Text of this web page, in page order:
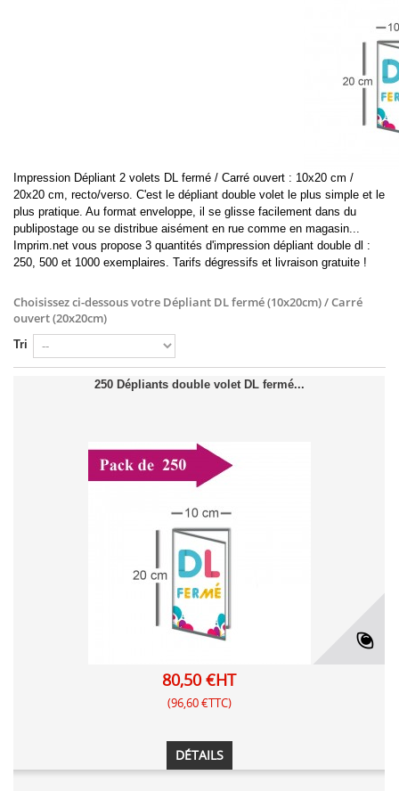
Impression Dépliant 2 volets DL fermé / Carré ouvert : 10x20 cm /
20x20 cm, recto/verso. C'est le dépliant double volet le plus simple et le
plus pratique. Au format enveloppe, il se glisse facilement dans du
publipostage ou se distribue aisément en rue comme en magasin...
Imprim.net vous propose 3 quantités d'impression dépliant double dl :
250, 500 et 1000 exemplaires. Tarifs dégressifs et livraison gratuite !
Choisissez ci-dessous votre Dépliant DL fermé (10x20cm) / Carré
ouvert (20x20cm)
Tri
250 Dépliants double volet DL fermé...
80,50 €HT
(96,60 €TTC)
DÉTAILS